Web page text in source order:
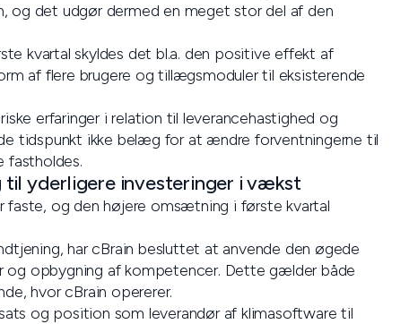
det udgør dermed en meget stor del af den
kvartal skyldes det bl.a. den positive effekt af
af flere brugere og tillægsmoduler til eksisterende
erfaringer i relation til leverancehastighed og
tidspunkt ikke belæg for at ændre forventningerne til
fastholdes.
til yderligere investeringer i vækst
faste, og den højere omsætning i første kvartal
har cBrain besluttet at anvende den øgede
opbygning af kompetencer. Dette gælder både
hvor cBrain opererer.
og position som leverandør af klimasoftware til